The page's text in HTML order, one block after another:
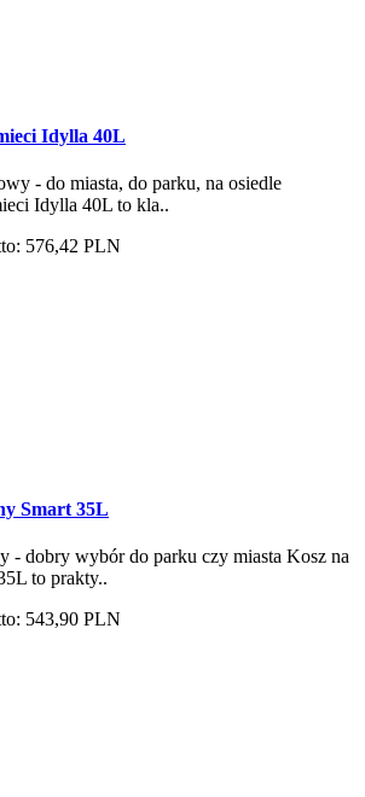
Idylla 40L
- do miasta, do parku, na osiedle
Idylla 40L to kla..
576,42 PLN
Smart 35L
- dobry wybór do parku czy miasta Kosz na
to prakty..
543,90 PLN